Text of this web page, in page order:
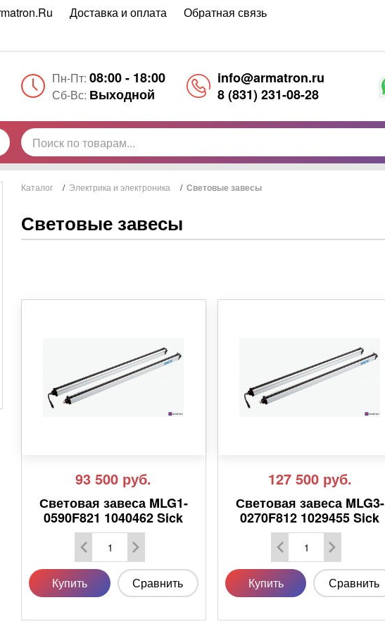
Доставка и оплата
Обратная связь
Пн-Пт: 08:00 - 18:00
Сб-Вс: Выходной
info@armatron.ru
8 (831) 231-08-28
Каталог / Электрика и электроника / Световые завесы
Световые завесы
93 500 руб.
Световая завеса MLG1-
0590F821 1040462 Sick
Купить Сравнить
127 500 руб.
Световая завеса MLG3-
0270F812 1029455 Sick
Купить Сравнить